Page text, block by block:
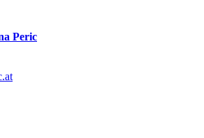
Peric